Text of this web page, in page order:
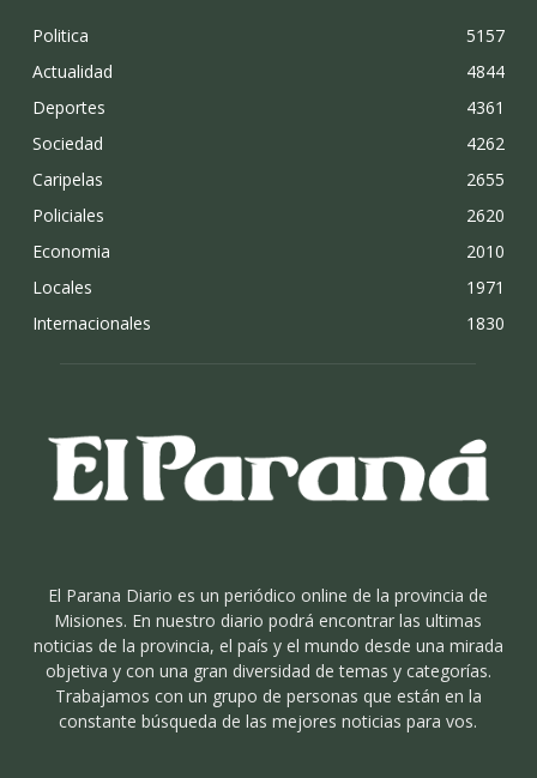
Politica
5157
Actualidad
4844
Deportes
4361
Sociedad
4262
Caripelas
2655
Policiales
2620
Economia
2010
Locales
1971
Internacionales
1830
El Parana Diario es un periódico online de la provincia de
Misiones. En nuestro diario podrá encontrar las ultimas
noticias de la provincia, el país y el mundo desde una mirada
objetiva y con una gran diversidad de temas y categorías.
Trabajamos con un grupo de personas que están en la
constante búsqueda de las mejores noticias para vos.